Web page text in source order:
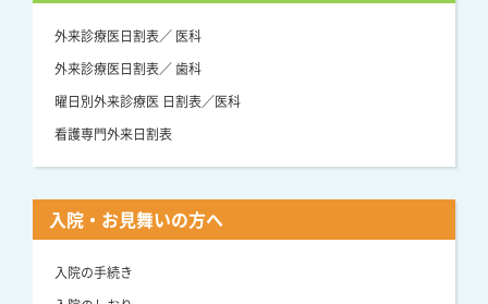
外来診療医日割表／ 医科
外来診療医日割表／ 歯科
曜日別外来診療医 日割表／医科
看護専門外来日割表
入院・お見舞いの方へ
入院の手続き